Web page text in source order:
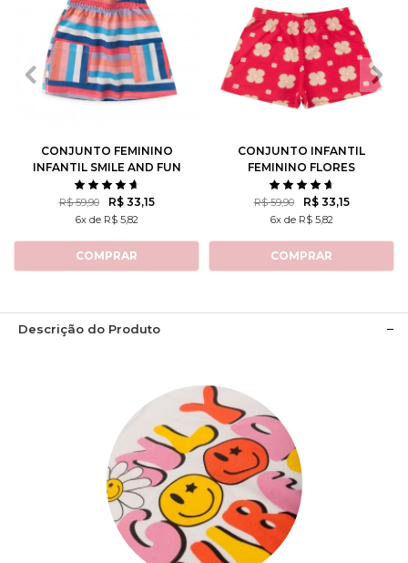
2 3 4 6 8
CONJUNTO FEMININO
INFANTIL SMILE AND FUN
R$ 59,90 R$ 33,15
6x de R$ 5,82
COMPRAR
2 3 8
CONJUNTO INFANTIL
FEMININO FLORES
ROTATIVAS
R$ 59,90 R$ 33,15
6x de R$ 5,82
COMPRAR
Descrição do Produto